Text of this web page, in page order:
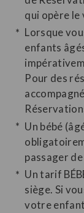
qui opère le
Lorsque
enfants
Pour des
Un bébé
passager
Un tarif
siège. Si
votre